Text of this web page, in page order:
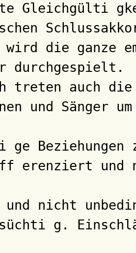
Gleichgülti
wird die ganze
durchgespielt.
treten auch
und Sänger
Beziehungen
erenziert und
nicht
g.